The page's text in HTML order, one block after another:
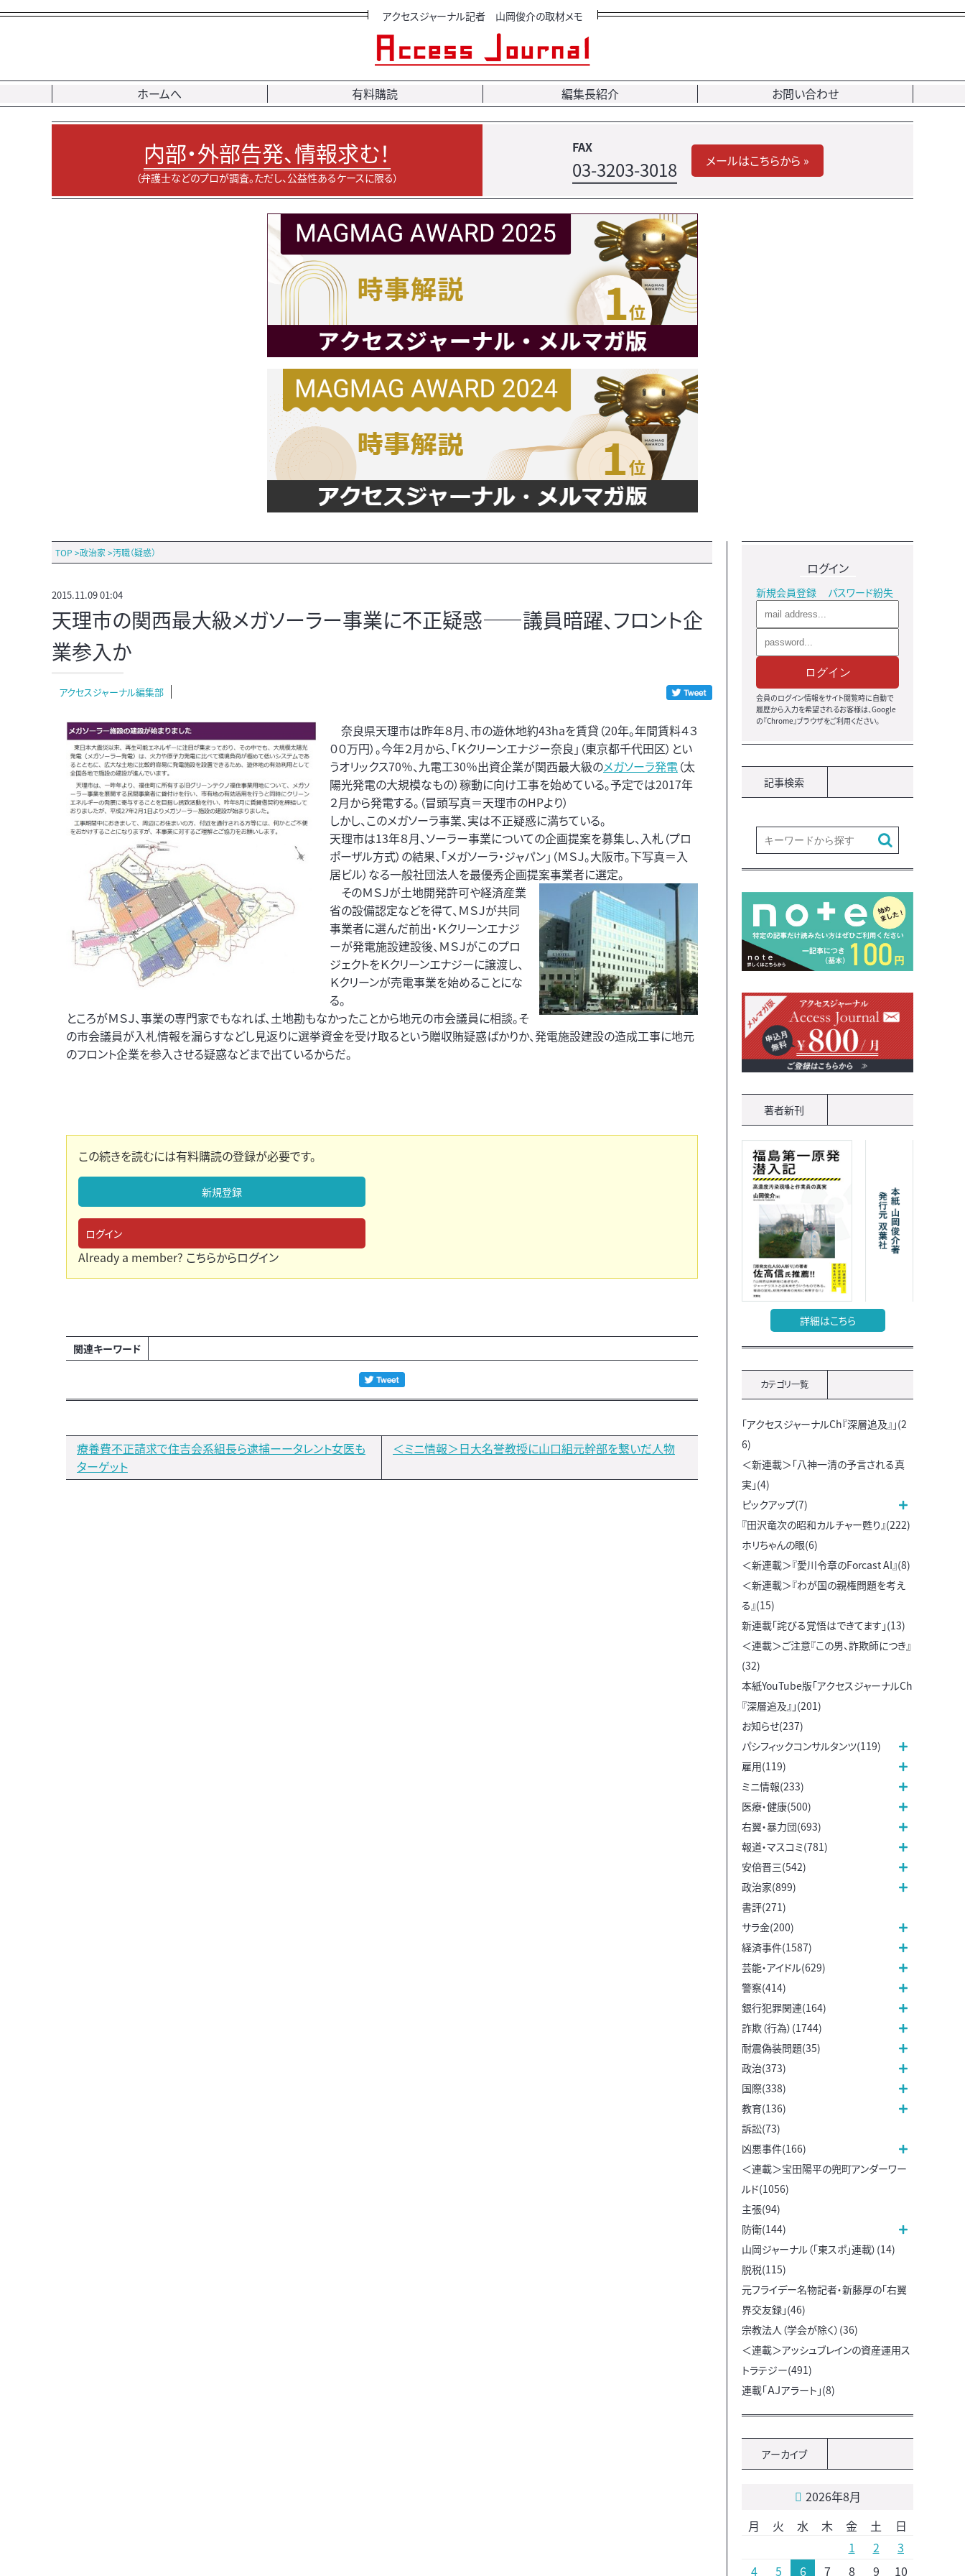
アクセスジャーナル記者 山岡俊介の取材メモ
ホームへ 有料購読 編集長紹介 お問い合わせ
内部・外部告発、情報求む！
（弁護士などのプロが調査。ただし、公益性あるケースに限る）
FAX
03-3203-3018 メールはこちらから »
TOP >政治家 >汚職（疑惑）
2015.11.09 01:04
天理市の関西最大級メガソーラー事業に不正疑惑――議員暗躍、フロント企
業参入か
アクセスジャーナル編集部
奈良県天理市は昨年８月、市の遊休地約43haを賃貸（20年。年間賃料４３
００万円）。今年２月から、「Ｋクリーンエナジー奈良」（東京都千代田区）とい
うオリックス70％、九電工30％出資企業が関西最大級のメガソーラ発電（太
陽光発電の大規模なもの）稼動に向け工事を始めている。予定では2017年
２月から発電する。（冒頭写真＝天理市のHPより）
しかし、このメガソーラ事業、実は不正疑惑に満ちている。
天理市は13年８月、ソーラー事業についての企画提案を募集し、入札（プロ
ポーザル方式）の結果、｢メガソーラ・ジャパン」（ＭＳＪ。大阪市。下写真＝入
居ビル）なる一般社団法人を最優秀企画提案事業者に選定。
そのＭＳＪが土地開発許可や経済産業
省の設備認定などを得て、ＭＳＪが共同
事業者に選んだ前出・Ｋクリーンエナジ
ーが発電施設建設後、ＭＳＪがこのプロ
ジェクトをＫクリーンエナジーに譲渡し、
Ｋクリーンが売電事業を始めることにな
る。
ところがＭＳＪ、事業の専門家でもなれば、土地勘もなかったことから地元の市会議員に相談。そ
の市会議員が入札情報を漏らすなどし見返りに選挙資金を受け取るという贈収賄疑惑ばかりか、発電施設建設の造成工事に地元
のフロント企業を参入させる疑惑などまで出ているからだ。
この続きを読むには有料購読の登録が必要です。
新規登録
ログイン
Already a member? こちらからログイン
関連キーワード
療養費不正請求で住吉会系組長ら逮捕ーータレント女医も
ターゲット
＜ミニ情報＞日大名誉教授に山口組元幹部を繋いだ人物
ログイン
新規会員登録 パスワード紛失
ログイン
会員のログイン情報をサイト閲覧時に自動で
履歴から入力を希望されるお客様は、Google
の『Chrome』ブラウザをご利用ください。
記事検索
著者新刊
詳細はこちら
カテゴリ一覧
「アクセスジャーナルCh『深層追及』」(2
6)
＜新連載＞「八神一清の予言される真
実」(4)
ピックアップ(7)
『田沢竜次の昭和カルチャー甦り』(222)
ホリちゃんの眼(6)
＜新連載＞『愛川令章のForcast AI』(8)
＜新連載＞『わが国の親権問題を考え
る』(15)
新連載「詫びる覚悟はできてます」(13)
＜連載＞ご注意『この男、詐欺師につき』
(32)
本紙YouTube版「アクセスジャーナルCh
『深層追及』」(201)
お知らせ(237)
パシフィックコンサルタンツ(119)
雇用(119)
ミニ情報(233)
医療・健康(500)
右翼・暴力団(693)
報道・マスコミ(781)
安倍晋三(542)
政治家(899)
書評(271)
サラ金(200)
経済事件(1587)
芸能・アイドル(629)
警察(414)
銀行犯罪関連(164)
詐欺（行為）(1744)
耐震偽装問題(35)
政治(373)
国際(338)
教育(136)
訴訟(73)
凶悪事件(166)
＜連載＞宝田陽平の兜町アンダーワー
ルド(1056)
主張(94)
防衛(144)
山岡ジャーナル（「東スポ」連載）(14)
脱税(115)
元フライデー名物記者・新藤厚の「右翼
界交友録」(46)
宗教法人（学会が除く）(36)
＜連載＞アッシュブレインの資産運用ス
トラテジー(491)
連載「ＡＪアラート」(8)
アーカイブ
2026年8月
月
火 水 木 金 土
日
1
2
3
4
5 6 7 8 9 10